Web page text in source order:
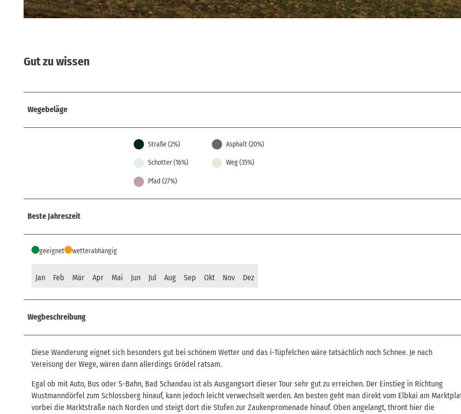
Gut zu wissen
Wegebeläge
Straße (2%) Asphalt (20%)
Schotter (16%) Weg (35%)
Pfad (27%)
Beste Jahreszeit
geeignet wetterabhängig
Jan Feb Mär Apr Mai Jun Jul Aug Sep Okt Nov Dez
Wegbeschreibung
Diese Wanderung eignet sich besonders gut bei schönem Wetter und das i-Tüpfelchen wäre tatsächlich noch Schnee. Je nach
Vereisung der Wege, wären dann allerdings Grödel ratsam.
Egal ob mit Auto, Bus oder S-Bahn, Bad Schandau ist als Ausgangsort dieser Tour sehr gut zu erreichen. Der Einstieg in Richtung
Wustmanndörfel zum Schlossberg hinauf, kann jedoch leicht verwechselt werden. Am besten geht man direkt vom Elbkai am
vorbei die Marktstraße nach Norden und steigt dort die Stufen zur Zaukenpromenade hinauf. Oben angelangt, thront hier die